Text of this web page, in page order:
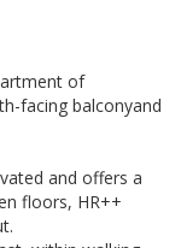
of
facing balconyand
and offers a
floors, HR++